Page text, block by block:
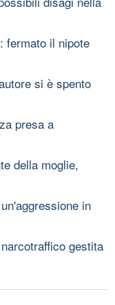
fermato il nipote
si è spento
presa a
della moglie,
in
gestita